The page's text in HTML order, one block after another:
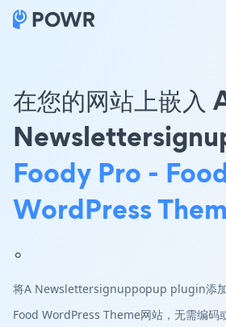
在您的网站上嵌入
Foody Pro -
WordPress
。
将A Newslettersignuppopup plugin添
Food WordPress Theme网站，无需编码